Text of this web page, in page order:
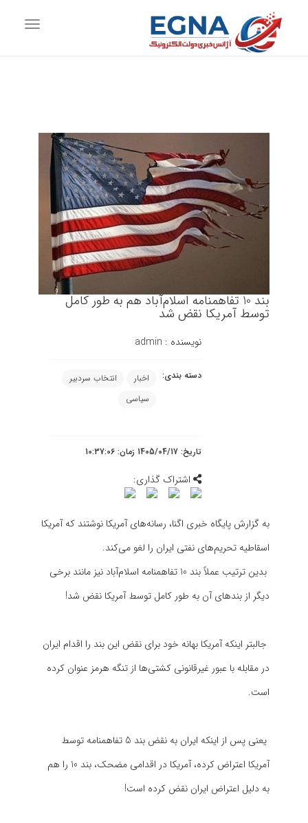
بند 10 تفاهمنامه اسلام‌آباد هم به طور کامل
توسط آمریکا نقض شد
نویسنده : admin
دسته بندی: اخبار
انتخاب سردبیر
سیاسی
تاریخ: 1405/04/17 زمان: 10:37:06
اشتراک گذاری:
به گزارش پایگاه خبری اگنا، رسانه‌های آمریکا نوشتند که آمریکا
اسقاطیه تحریم‌های نفتی ایران را لغو می‌کند.
بدین ترتیب عملاً بند 10 تفاهمنامه اسلام‌آباد نیز مانند برخی
دیگر از بندهای آن به طور کامل توسط آمریکا نقض شد!
جالبتر اینکه آمریکا بهانه خود برای نقض این بند را اقدام ایران
در مقابله با عبور غیرقانونی کشتی‌ها از تنگه هرمز عنوان کرده
است.
یعنی پس از اینکه ایران به نقض بند 5 تفاهمنامه توسط
آمریکا اعتراض کرده، آمریکا در اقدامی مضحک، بند 10 را هم
به دلیل اعتراض ایران نقض کرده است!